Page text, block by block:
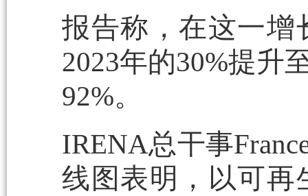
报告称，在这一增
2023年的30%提升
92%。
IRENA总干事
线图表明，以可再